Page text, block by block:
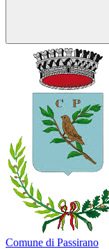
Comune di Passirano